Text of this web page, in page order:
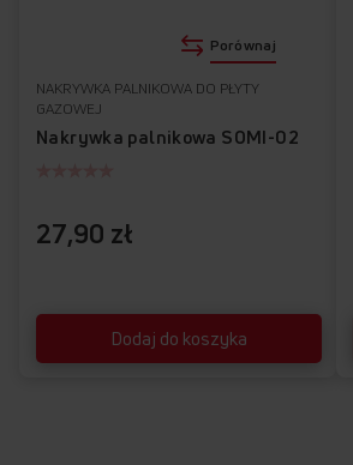
27,90 zł
NAKRYWKA PALNIKOWA DO PŁYTY
GAZOWEJ
Nakrywka palnikowa SOMI-02
Dodaj do koszyka
Porównaj